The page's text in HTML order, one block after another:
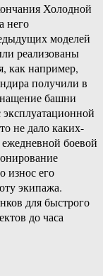
Холодной
него
моделей
реализованы
как например,
получили в
башни
не дало каких-
боевой
износ его
экипажа.
для быстрого
до часа